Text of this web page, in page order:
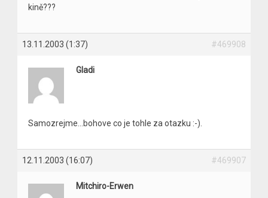
kině???
13.11.2003 (1:37) #469908
Gladi
Samozrejme…bohove co je tohle za otazku :-).
12.11.2003 (16:07) #469907
Mitchiro-Erwen